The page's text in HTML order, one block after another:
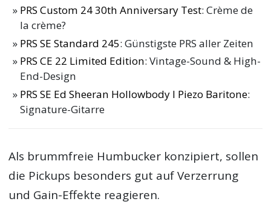
PRS Custom 24 30th Anniversary Test: Crème de
la crème?
PRS SE Standard 245: Günstigste PRS aller Zeiten
PRS CE 22 Limited Edition: Vintage-Sound & High-
End-Design
PRS SE Ed Sheeran Hollowbody I Piezo Baritone:
Signature-Gitarre
Als brummfreie Humbucker konzipiert, sollen
die Pickups besonders gut auf Verzerrung
und Gain-Effekte reagieren.